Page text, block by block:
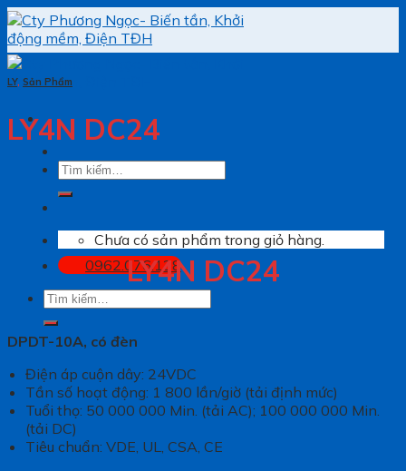
Skip
to
content
Tìm
Chưa có sản phẩm trong giỏ hàng.
0962.076.138
Tìm
LY, Sản Phẩm
LY4N DC24
LY4N DC24
DPDT-10A, có đèn
Điện áp cuộn dây: 24VDC
Tần số hoạt động: 1 800 lần/giờ (tải định mức)
Tuổi thọ: 50 000 000 Min. (tải AC); 100 000 000 Min.
(tải DC)
Tiêu chuẩn: VDE, UL, CSA, CE